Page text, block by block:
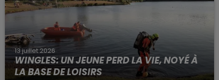
13 juillet 2026
WINGLES: UN JEUNE PERD LA VIE, NOYÉ À
LA BASE DE LOISIRS